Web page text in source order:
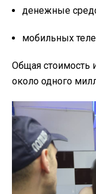
денежные
мобильных
Общая стоимость
около одного